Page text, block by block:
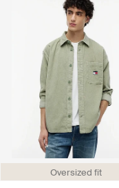
Oversized fit